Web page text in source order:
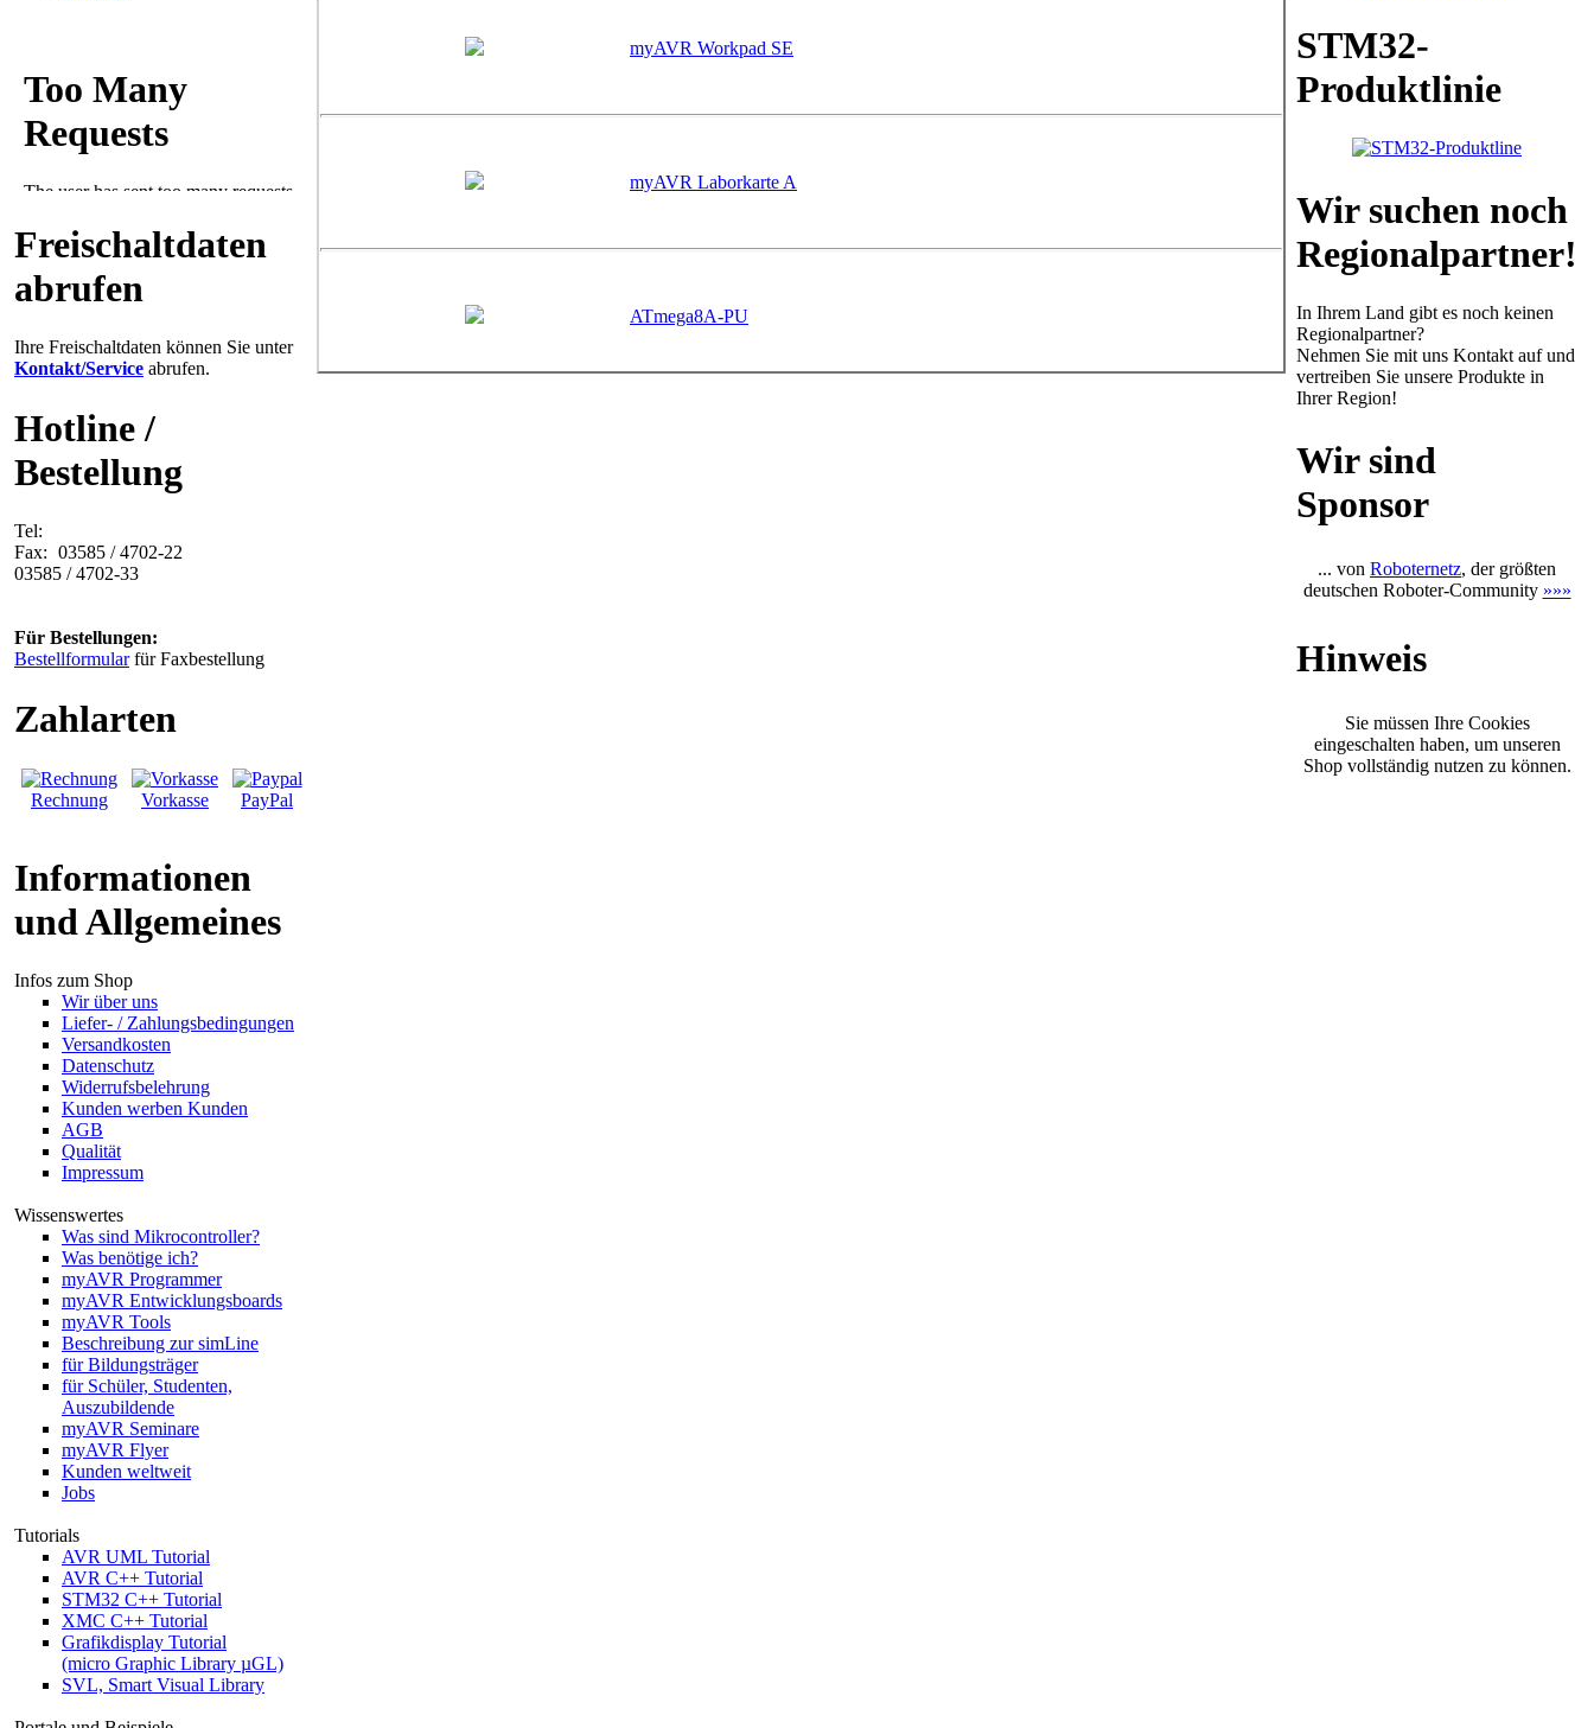
Freischaltdaten
abrufen
Ihre Freischaltdaten können Sie unter
Kontakt/Service abrufen.
Hotline /
Bestellung
Tel:
Fax: 03585 / 4702-22
03585 / 4702-33
Für Bestellungen:
Bestellformularfür Faxbestellung
Zahlarten
Rechnung Vorkasse PayPal
Informationen
und Allgemeines
Infos zum Shop
Wir über uns
Liefer- / Zahlungsbedingungen
Versandkosten
Datenschutz
Widerrufsbelehrung
Kunden werben Kunden
AGB
Qualität
Impressum
Wissenswertes
Was sind Mikrocontroller?
Was benötige ich?
myAVR Programmer
myAVR Entwicklungsboards
myAVR Tools
Beschreibung zur simLine
für Bildungsträger
für Schüler, Studenten,
Auszubildende
myAVR Seminare
myAVR Flyer
Kunden weltweit
Jobs
Tutorials
AVR UML Tutorial
AVR C++ Tutorial
STM32 C++ Tutorial
XMC C++ Tutorial
Grafikdisplay Tutorial
(micro Graphic Library µGL)
SVL, Smart Visual Library
myAVR Workpad SE
myAVR Laborkarte A
ATmega8A-PU
STM32-
Produktlinie
Wir suchen noch
Regionalpartner!
In Ihrem Land gibt es noch keinen
Regionalpartner?
Nehmen Sie mit uns Kontakt auf und
vertreiben Sie unsere Produkte in
Ihrer Region!
Wir sind
Sponsor
... von Roboternetz, der größten
deutschen Roboter-Community »»»
Hinweis
Sie müssen Ihre Cookies
eingeschalten haben, um unseren
Shop vollständig nutzen zu können.